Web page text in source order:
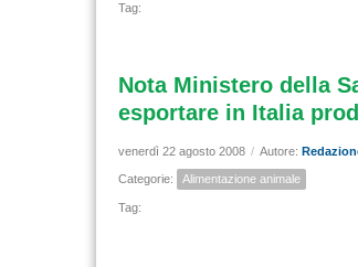
Tag:
Nota Ministero della
esportare in Italia
venerdì 22 agosto 2008 / Autore:
Categorie: Alimentazione animale
Tag: